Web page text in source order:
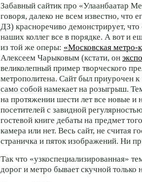
Забавный сайтик про «Улаанбаатар
говоря, далеко не всем известно, что
ДЗ) красноречиво демонстрирует,
наших коллег все в порядке. А вот и
из той же оперы: «Московская метро-
Алексеем Чарыковым (кстати, он
великолепный пример творческого
метрополитена. Сайт был приурочен
само собой намекает на розыгрыш.
на протяжении шести лет все новые и
посетителей с завидной
гостевой книге дебаты на предмет
камера или нет. Весь сайт, не считая
страничка и пяток изображений. Ни
Так что «узкоспециализированная»
дорог и метро бывает скучной только